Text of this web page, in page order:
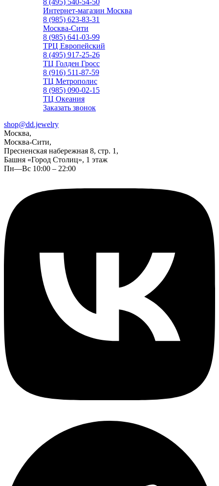
8 (495) 540-54-50
Интернет-магазин Москва
8 (985) 623-83-31
Москва-Сити
8 (985) 641-03-99
ТРЦ Европейский
8 (495) 917-25-26
ТЦ Голден Гросс
8 (916) 511-87-59
ТЦ Метрополис
8 (985) 090-02-15
ТЦ Океания
Заказать звонок
shop@dd.jewelry
Москва,
Москва-Сити,
Пресненская набережная 8, стр. 1,
Башня «Город Столиц», 1 этаж
Пн—Вс 10:00 – 22:00